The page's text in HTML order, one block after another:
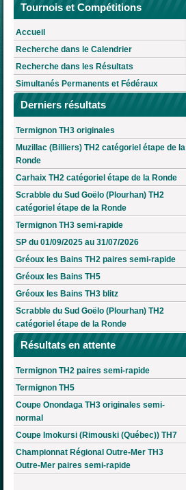
Tournois et Compétitions
Accueil
Recherche dans le Calendrier
Recherche dans les Résultats
Simultanés Permanents et Fédéraux
Derniers résultats
Termignon TH3 originales
Muzillac (Billiers) TH2 catégoriel étape de la
Ronde
Carhaix TH2 catégoriel étape de la Ronde
Scrabble du Sud Goëlo (Plourhan) TH2
catégoriel étape de la Ronde
Termignon TH3 semi-rapide
SP du 01/09/2025 au 31/07/2026
Gréoux les Bains TH2 paires semi-rapide
Gréoux les Bains TH5
Gréoux les Bains TH3 blitz
Scrabble du Sud Goëlo (Plourhan) TH2
catégoriel étape de la Ronde
Résultats en attente
Termignon TH2 paires semi-rapide
Termignon TH5
Coupe Onondaga TH3 originales semi-
normal
Coupe Imokursi (Rimouski (Québec)) TH7
Championnat Régional Outre-Mer TH3
Outre-Mer paires semi-rapide